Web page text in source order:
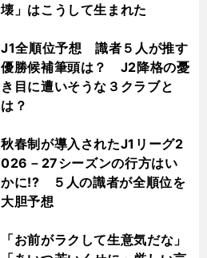
壊」はこうして生まれた
J1全順位予想 識者５人が推す
優勝候補筆頭は？ J2降格の憂
き目に遭いそうな３クラブと
は？
秋春制が導入されたJ1リーグ2
026－27シーズンの行方はい
かに!? ５人の識者が全順位を
大胆予想
「お前がラクして生意気だな」